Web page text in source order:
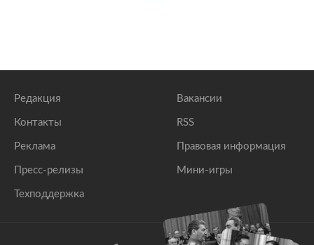
Редакция
Контакты
Реклама
Пресс-релизы
Техподдержка
Вакансии
RSS
Правовая информация
Мини-игры